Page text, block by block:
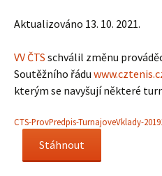
Aktualizováno 13. 10. 2021.
VV ČTS schválil změnu
Soutěžního řádu
kterým se navyšují některé
CTS-ProvPredpis-TurnajoveVklady-
Stáhnout